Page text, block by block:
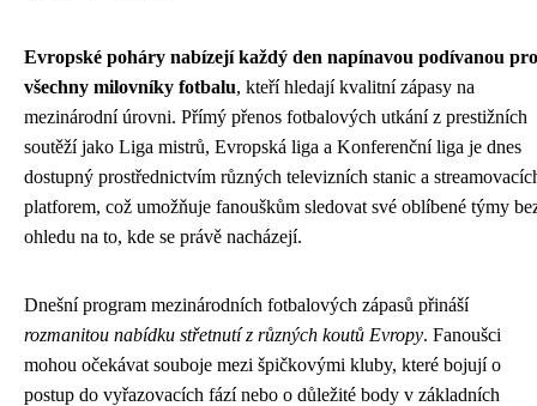
Evropské poháry nabízejí každý den napínavou podívanou pro
všechny milovníky fotbalu, kteří hledají kvalitní zápasy na
mezinárodní úrovni. Přímý přenos fotbalových utkání z prestižních
soutěží jako Liga mistrů, Evropská liga a Konferenční liga je dnes
dostupný prostřednictvím různých televizních stanic a
platforem, což umožňuje fanouškům sledovat své oblíbené týmy
ohledu na to, kde se právě nacházejí.
Dnešní program mezinárodních fotbalových zápasů přináší
rozmanitou nabídku střetnutí z různých koutů Evropy. Fanoušci
mohou očekávat souboje mezi špičkovými kluby, které bojují o
postup do vyřazovacích fází nebo o důležité body v základních